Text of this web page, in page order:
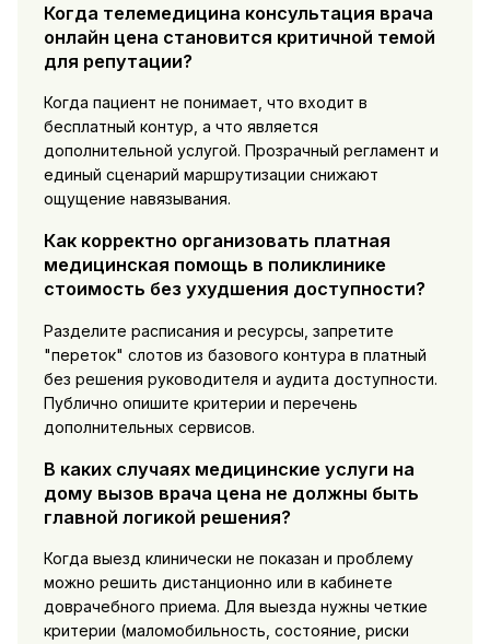
Когда телемедицина консультация врача
онлайн цена становится критичной темой
для репутации?
Когда пациент не понимает, что входит в
бесплатный контур, а что является
дополнительной услугой. Прозрачный регламент и
единый сценарий маршрутизации снижают
ощущение навязывания.
Как корректно организовать платная
медицинская помощь в поликлинике
стоимость без ухудшения доступности?
Разделите расписания и ресурсы, запретите
"переток" слотов из базового контура в платный
без решения руководителя и аудита доступности.
Публично опишите критерии и перечень
дополнительных сервисов.
В каких случаях медицинские услуги на
дому вызов врача цена не должны быть
главной логикой решения?
Когда выезд клинически не показан и проблему
можно решить дистанционно или в кабинете
доврачебного приема. Для выезда нужны четкие
критерии (маломобильность, состояние, риски